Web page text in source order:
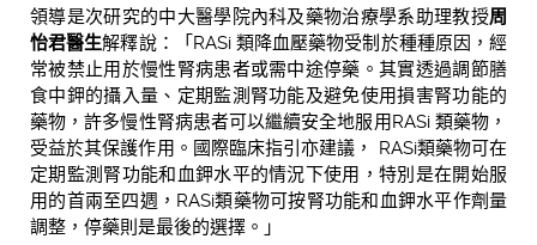
領導是次研究的中大醫學院內科及藥物治療學系助理教授周
怡君醫生解釋說：「RASi 類降血壓藥物受制於種種原因，經
常被禁止用於慢性腎病患者或需中途停藥。其實透過調節膳
食中鉀的攝入量、定期監測腎功能及避免使用損害腎功能的
藥物，許多慢性腎病患者可以繼續安全地服用RASi 類藥物，
受益於其保護作用。國際臨床指引亦建議， RASi類藥物可在
定期監測腎功能和血鉀水平的情況下使用，特別是在開始服
用的首兩至四週，RASi類藥物可按腎功能和血鉀水平作劑量
調整，停藥則是最後的選擇。」